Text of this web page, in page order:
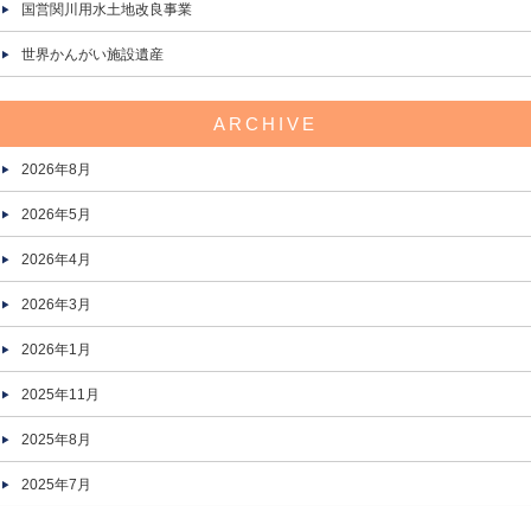
国営関川用水土地改良事業
世界かんがい施設遺産
ARCHIVE
2026年8月
2026年5月
2026年4月
2026年3月
2026年1月
2025年11月
2025年8月
2025年7月